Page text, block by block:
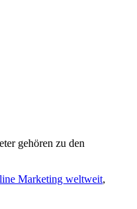
gehören zu den
Marketing weltweit,